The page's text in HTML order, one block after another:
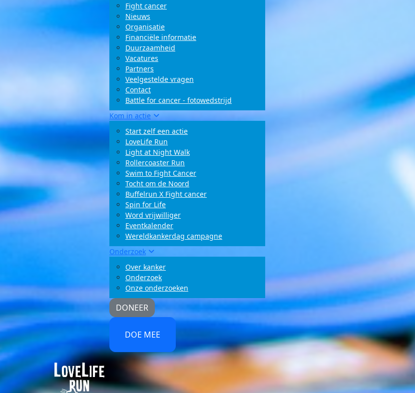
Fight cancer
Nieuws
Organisatie
Financiële informatie
Duurzaamheid
Vacatures
Partners
Veelgestelde vragen
Contact
Battle for cancer - fotowedstrijd
Kom in actie
Start zelf een actie
LoveLife Run
Light at Night Walk
Rollercoaster Run
Swim to Fight Cancer
Tocht om de Noord
Buffelrun X Fight cancer
Spin for Life
Word vrijwilliger
Eventkalender
Wereldkankerdag campagne
Onderzoek
Over kanker
Onderzoek
Onze onderzoeken
DONEER
DOE MEE